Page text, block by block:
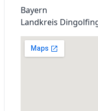
Bayern
Landkreis